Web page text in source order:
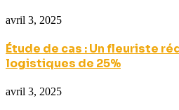
avril 3, 2025
Étude de cas : Un fleuriste
logistiques de 25%
avril 3, 2025